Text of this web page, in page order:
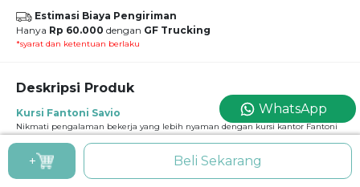
Estimasi Biaya Pengiriman
Hanya Rp 60.000 dengan GF Trucking
*syarat dan ketentuan berlaku
Deskripsi Produk
Kursi Fantoni Savio
Nikmati pengalaman bekerja yang lebih nyaman dengan kursi kantor Fantoni
Savio. Sandaran mesh anti panas membantu menjaga tubuh tetap adem
sehingga nyaman digunakan sepanjang hari. Dudukan empuk dan desain
ergonomis membantu menjaga postur tubuh tetap baik saat bekerja. Sistem
roda fleksibel dan putar 360° membuat aktivitas kerja lebih praktis dan efisien.
+ Beli Sekarang
WhatsApp